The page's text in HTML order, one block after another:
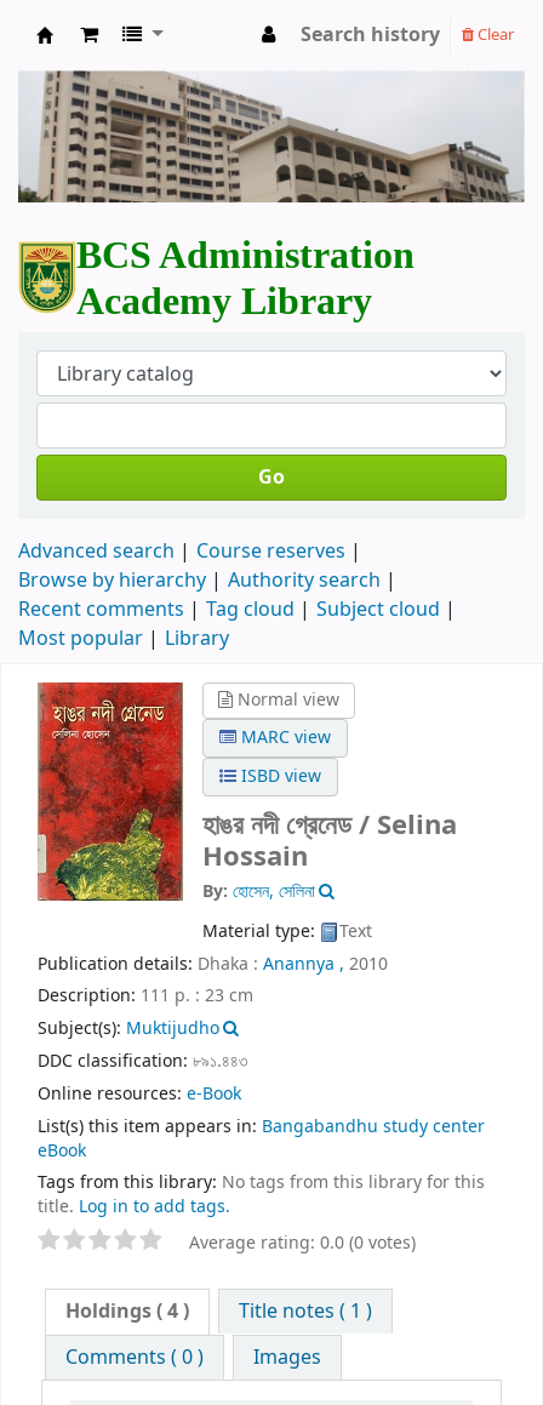
BCS Administration Academy Library
Search history Clear
BCS Administration
Academy Library
Go
Advanced search
Course reserves
Browse by hierarchy
Authority search
Recent comments
Tag cloud
Subject cloud
Most popular
Library
Normal view
MARC view
ISBD view
হাঙর নদী গ্রেনেড / Selina
Hossain
By: হোসেন, সেলিনা
Material type:
Text
Publication details: Dhaka : Anannya , 2010
Description: 111 p. : 23 cm
Subject(s): Muktijudho
DDC classification: ৮৯১.৪৪৩
Online resources: e-Book
List(s) this item appears in: Bangabandhu study center
eBook
Tags from this library: No tags from this library for this
title. Log in to add tags.
Average rating: 0.0 (0 votes)
Holdings( 4 )
Title notes ( 1 )
Comments ( 0 )
Images